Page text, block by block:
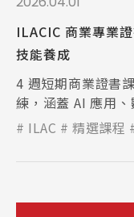
ILACIC 商業專業
技能養成
4 週短期商業證書
練，涵蓋 AI 應用
ILAC
精選課程